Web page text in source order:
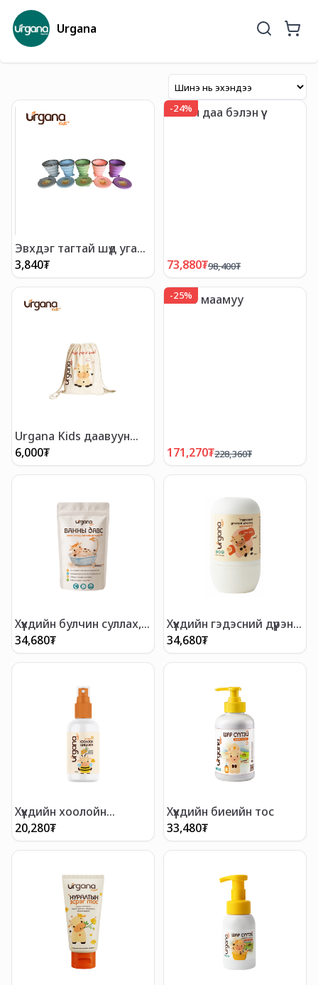
Urgana
Эвхдэг тагтай шүд угаах
аяга
3,840₮
-24%
Аялал даа бэлэн үү
73,880₮98,400₮
Urgana Kids даавуун
цүнх
6,000₮
-25%
Шинэ маамуу
171,270₮228,360₮
Хүүхдийн булчин суллах,
нойрыг дэмжих баннын
давс
34,680₮
Хүүхдийн гэдэсний дүүрэн
арилгах массажны тос
34,680₮
Хүүхдийн хоолойн
цацлага
20,280₮
Хүүхдийн биеийн тос
33,480₮